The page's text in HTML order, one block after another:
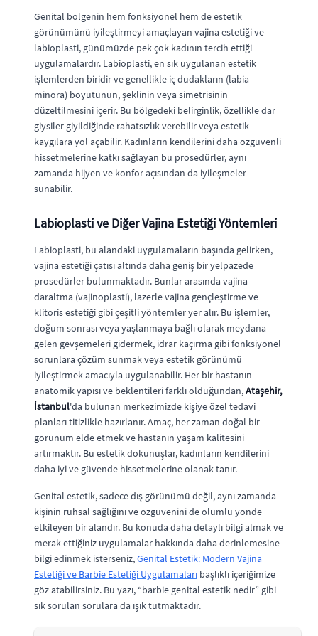
Genital bölgenin hem fonksiyonel hem de estetik
görünümünü iyileştirmeyi amaçlayan vajina estetiği ve
labioplasti, günümüzde pek çok kadının tercih ettiği
uygulamalardır. Labioplasti, en sık uygulanan estetik
işlemlerden biridir ve genellikle iç dudakların (labia
minora) boyutunun, şeklinin veya simetrisinin
düzeltilmesini içerir. Bu bölgedeki belirginlik, özellikle dar
giysiler giyildiğinde rahatsızlık verebilir veya estetik
kaygılara yol açabilir. Kadınların kendilerini daha özgüvenli
hissetmelerine katkı sağlayan bu prosedürler, aynı
zamanda hijyen ve konfor açısından da iyileşmeler
sunabilir.
Labioplasti ve Diğer Vajina Estetiği Yöntemleri
Labioplasti, bu alandaki uygulamaların başında gelirken,
vajina estetiği çatısı altında daha geniş bir yelpazede
prosedürler bulunmaktadır. Bunlar arasında vajina
daraltma (vajinoplasti), lazerle vajina gençleştirme ve
klitoris estetiği gibi çeşitli yöntemler yer alır. Bu işlemler,
doğum sonrası veya yaşlanmaya bağlı olarak meydana
gelen gevşemeleri gidermek, idrar kaçırma gibi fonksiyonel
sorunlara çözüm sunmak veya estetik görünümü
iyileştirmek amacıyla uygulanabilir. Her bir hastanın
anatomik yapısı ve beklentileri farklı olduğundan,Ataşehir,
İstanbul'da bulunan merkezimizde kişiye özel tedavi
planları titizlikle hazırlanır. Amaç, her zaman doğal bir
görünüm elde etmek ve hastanın yaşam kalitesini
artırmaktır. Bu estetik dokunuşlar, kadınların kendilerini
daha iyi ve güvende hissetmelerine olanak tanır.
Genital estetik, sadece dış görünümü değil, aynı zamanda
kişinin ruhsal sağlığını ve özgüvenini de olumlu yönde
etkileyen bir alandır. Bu konuda daha detaylı bilgi almak ve
merak ettiğiniz uygulamalar hakkında daha derinlemesine
bilgi edinmek isterseniz,Genital Estetik: Modern Vajina
Estetiği ve Barbie Estetiği Uygulamaları başlıklı içeriğimize
göz atabilirsiniz. Bu yazı, “barbie genital estetik nedir” gibi
sık sorulan sorulara da ışık tutmaktadır.